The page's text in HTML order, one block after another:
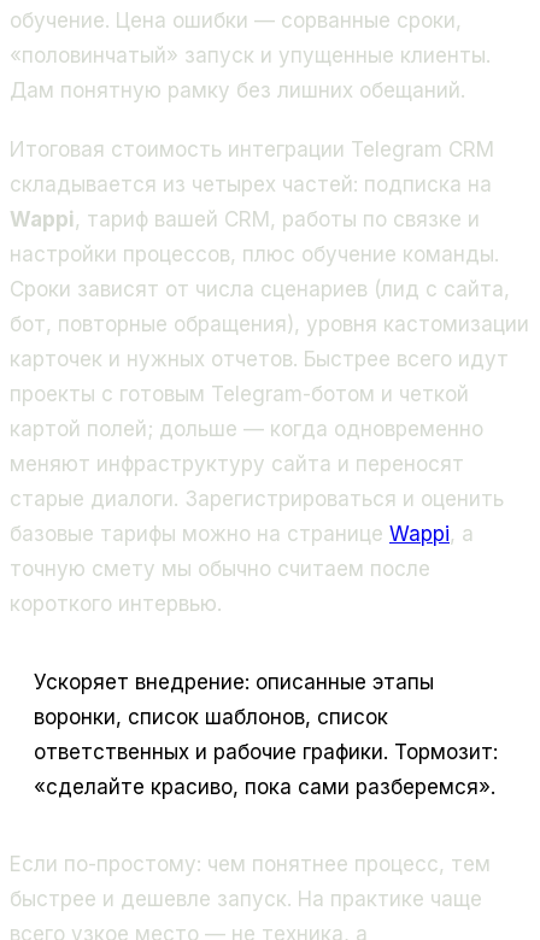
обучение. Цена ошибки — сорванные сроки,
«половинчатый» запуск и упущенные клиенты.
Дам понятную рамку без лишних обещаний.
Итоговая стоимость интеграции Telegram CRM
складывается из четырех частей: подписка на
Wappi, тариф вашей CRM, работы по связке и
настройки процессов, плюс обучение команды.
Сроки зависят от числа сценариев (лид с сайта,
бот, повторные обращения), уровня кастомизации
карточек и нужных отчетов. Быстрее всего идут
проекты с готовым Telegram-ботом и четкой
картой полей; дольше — когда одновременно
меняют инфраструктуру сайта и переносят
старые диалоги. Зарегистрироваться и оценить
базовые тарифы можно на странице Wappi, а
точную смету мы обычно считаем после
короткого интервью.
Ускоряет внедрение: описанные этапы
воронки, список шаблонов, список
ответственных и рабочие графики. Тормозит:
«сделайте красиво, пока сами разберемся».
Если по-простому: чем понятнее процесс, тем
быстрее и дешевле запуск. На практике чаще
всего узкое место — не техника, а